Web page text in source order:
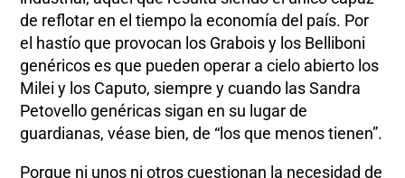
de reflotar en el tiempo la economía del país. Por
el hastío que provocan los Grabois y los Belliboni
genéricos es que pueden operar a cielo abierto los
Milei y los Caputo, siempre y cuando las Sandra
Petovello genéricas sigan en su lugar de
guardianas, véase bien, de “los que menos tienen”.
Porque ni unos ni otros cuestionan la necesidad de